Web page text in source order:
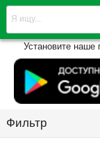
Установите наше
Фильтр